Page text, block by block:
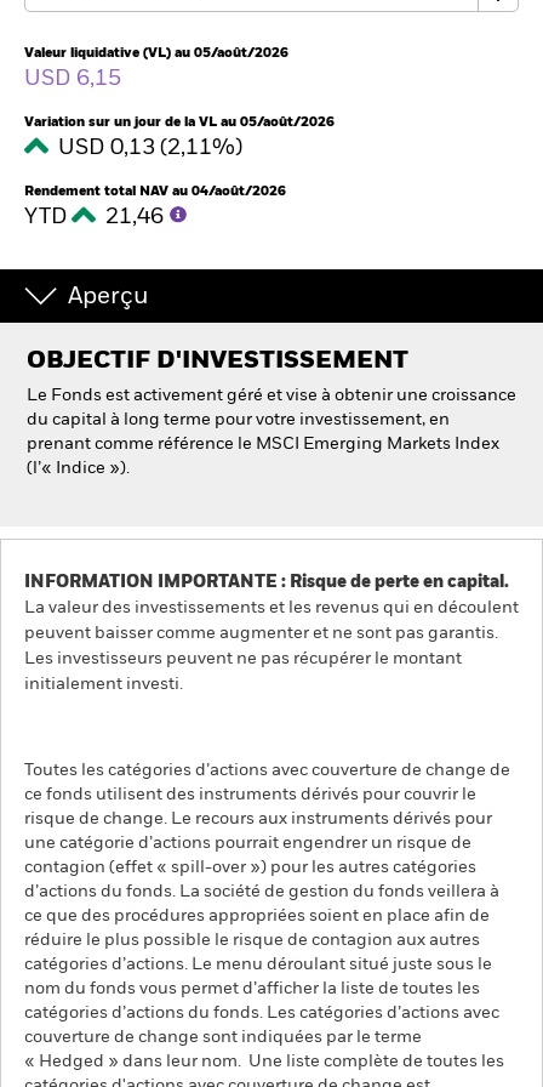
Intermédiaires financiers
France
Change location
BlackRock
Notre société
Valeur liquidative (VL) au 05/août/2026
USD 6,15
Variation sur un jour de la VL au 05/août/2026
USD 0,13 (2,11%)
Rendement total NAV au 04/août/2026
YTD 21,46
Aperçu
OBJECTIF D'INVESTISSEMENT
Le Fonds est activement géré et vise à obtenir une croissance
du capital à long terme pour votre investissement, en
prenant comme référence le MSCI Emerging Markets Index
(l’« Indice »).
INFORMATION IMPORTANTE : Risque de perte en capital.
La valeur des investissements et les revenus qui en découlent
peuvent baisser comme augmenter et ne sont pas garantis.
Les investisseurs peuvent ne pas récupérer le montant
initialement investi.
Toutes les catégories d’actions avec couverture de change de
ce fonds utilisent des instruments dérivés pour couvrir le
risque de change. Le recours aux instruments dérivés pour
une catégorie d’actions pourrait engendrer un risque de
contagion (effet « spill-over ») pour les autres catégories
d’actions du fonds. La société de gestion du fonds veillera à
ce que des procédures appropriées soient en place afin de
réduire le plus possible le risque de contagion aux autres
catégories d’actions. Le menu déroulant situé juste sous le
nom du fonds vous permet d’afficher la liste de toutes les
catégories d’actions du fonds. Les catégories d’actions avec
couverture de change sont indiquées par le terme
« Hedged » dans leur nom. Une liste complète de toutes les